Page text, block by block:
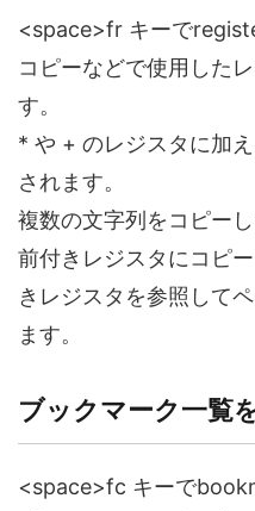
<space>fr キーで
コピーなどで使用した
す。
* や + のレジスタに加
されます。
複数の文字列をコピー
前付きレジスタにコピ
きレジスタを参照して
ます。
ブックマーク一覧
<space>fc キーで